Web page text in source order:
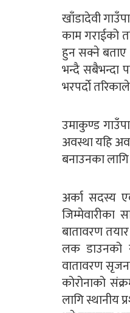
खाँडादेवी
काम गराईको
हुन सक्ने बताए
भन्दै सबैभन्दा
भरपर्दाे
उमाकुण्ड
अवस्था यहि
बनाउनका
अर्का सदस्य
जिम्मेवारीका
बातावरण
लक डाउनको
वातावरण
कोरोनाको
लागि स्थानीय